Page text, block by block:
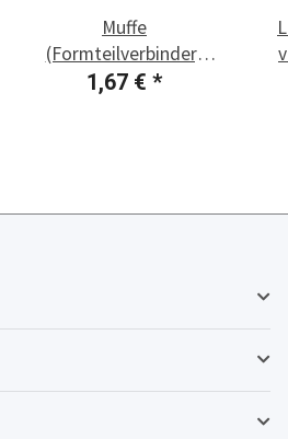
Muffe
(Formteilverbinder)
DN 160
1,67 € *